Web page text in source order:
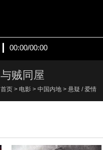
00:00/00:00
与贼同屋
首页 > 电影 > 中国内地 > 悬疑 / 爱情